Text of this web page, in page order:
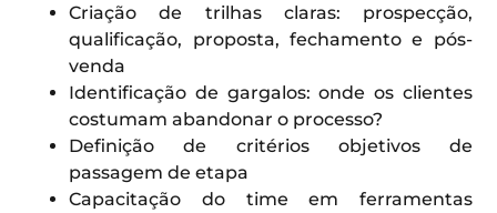
Criação de trilhas claras: prospecção,
qualificação, proposta, fechamento e pós-
venda
Identificação de gargalos: onde os clientes
costumam abandonar o processo?
Definição de critérios objetivos de
passagem de etapa
Capacitação do time em ferramentas